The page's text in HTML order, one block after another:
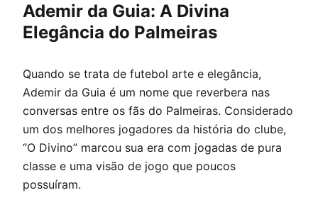
Ademir da Guia: A Divina
Elegância do Palmeiras
Quando se trata de futebol arte e elegância,
Ademir da Guia é um nome que reverbera nas
conversas entre os fãs do Palmeiras. Considerado
um dos melhores jogadores da história do clube,
“O Divino” marcou sua era com jogadas de pura
classe e uma visão de jogo que poucos
possuíram.